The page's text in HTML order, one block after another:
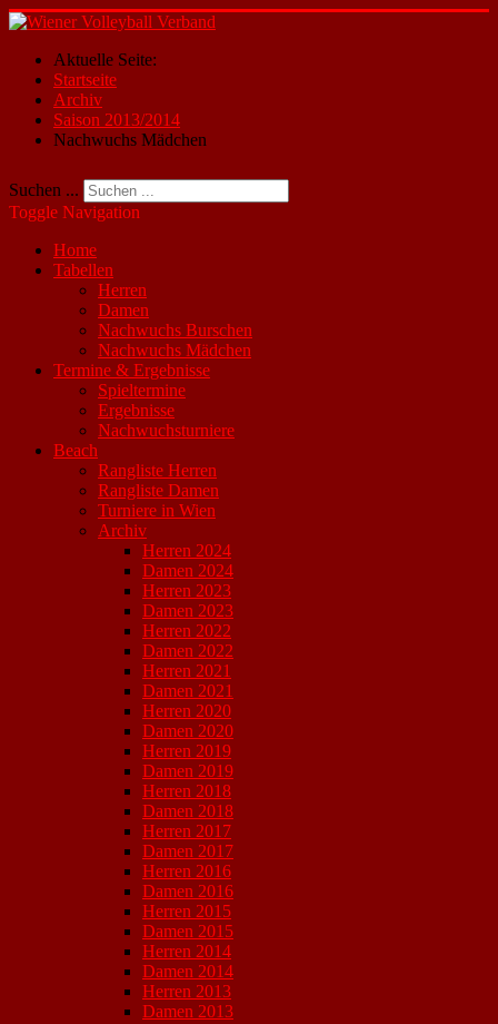
Aktuelle Seite:
Startseite
Archiv
Saison 2013/2014
Nachwuchs Mädchen
Suchen ...
Toggle Navigation
Home
Tabellen
Herren
Damen
Nachwuchs Burschen
Nachwuchs Mädchen
Termine & Ergebnisse
Spieltermine
Ergebnisse
Nachwuchsturniere
Beach
Rangliste Herren
Rangliste Damen
Turniere in Wien
Archiv
Herren 2024
Damen 2024
Herren 2023
Damen 2023
Herren 2022
Damen 2022
Herren 2021
Damen 2021
Herren 2020
Damen 2020
Herren 2019
Damen 2019
Herren 2018
Damen 2018
Herren 2017
Damen 2017
Herren 2016
Damen 2016
Herren 2015
Damen 2015
Herren 2014
Damen 2014
Herren 2013
Damen 2013